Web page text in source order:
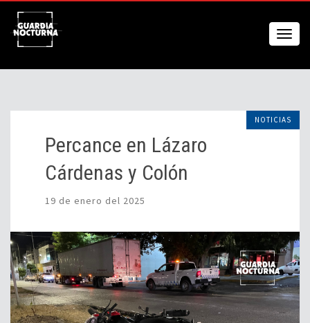
NOTICIAS
Percance en Lázaro
Cárdenas y Colón
19 de enero del 2025